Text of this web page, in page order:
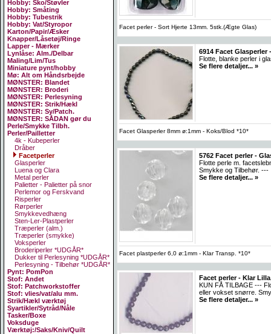
Hobby: Sko/Støvler
Hobby: Småting
Hobby: Tubestrik
Hobby: Vat/Styropor
Karton/Papir/Æsker
Knapper/Låsetøj/Ringe
Lapper - Mærker
Lynlåse: Alm./Delbar
Maling/Lim/Tus
Miniature pynt/hobby
Mø: Alt om Håndsrbejde
MØNSTER: Blandet
MØNSTER: Broderi
MØNSTER: Perlesyning
MØNSTER: Strik/Hækl
MØNSTER: Sy/Patch.
MØNSTER: SÅDAN gør du
Perle/Smykke Tilbh.
Perler/Pailletter
4k - Kubeperler
Dråber
Facetperler
Glasperler
Luena og Clara
Metal perler
Palietter - Palietter på snor
Perlemor og Ferskvand
Risperler
Rørperler
Smykkevedhæng
Sten-Ler-Plastperler
Træperler (alm.)
Træperler (smykke)
Voksperler
Broderiperler *UDGÅR*
Dukker til Perlesyning *UDGÅR*
Perlesyning - Tilbehør *UDGÅR*
Pynt: PomPon
Stof: Andet
Stof: Patchworkstoffer
Stof: vlies/vat/alu mm.
Strik/Hækl værktøj
Syartikler/Sytråd/Nåle
Tasker/Boxe
Voksduge
Værktøj:/Saks/Kniv/Quilt
Facet perler - Sort Hjerte 13mm. 5stk.(Ægte Glas)
6914 Facet
Flotte, blanke perler i
Se flere detaljer... »
Facet Glasperler 8mm ø:1mm - Koks/Blod *10*
5762 Facet perler -
Flotte perle m.
Smykke og Tilbehør. ---
Se flere detaljer... »
Facet plastperler 6,0 ø:1mm - Klar Transp. *10*
Facet perler - Klar
KUN FÅ TILBAGE ---
eller vokset snørre.
Se flere detaljer... »